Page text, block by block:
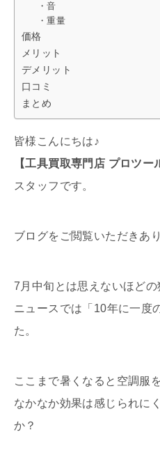
・音
・重量
価格
メリット
デメリット
口コミ
まとめ
皆様こんにちは♪
【工具買取専門店 プロツー
スタッフです。
ブログをご閲覧いただきあ
7月中旬とは思えないほど
ニュースでは「10年に一度
た。
ここまで暑くなると空調服
なかなか効果は感じられに
か？